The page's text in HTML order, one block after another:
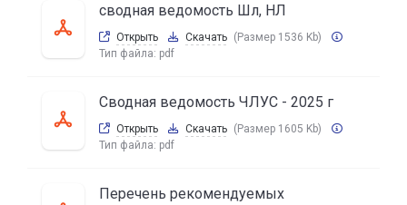
сводная ведомость Шл, НЛ
Открыть Скачать (Размер 1536 Kb)
Тип файла: pdf
Сводная ведомость ЧЛУС - 2025 г
Открыть Скачать (Размер 1605 Kb)
Тип файла: pdf
Перечень рекомендуемых